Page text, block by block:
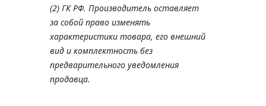
(2) ГК РФ. Производитель оставляет
за собой право изменять
характеристики товара, его внешний
вид и комплектность без
предварительного уведомления
продавца.